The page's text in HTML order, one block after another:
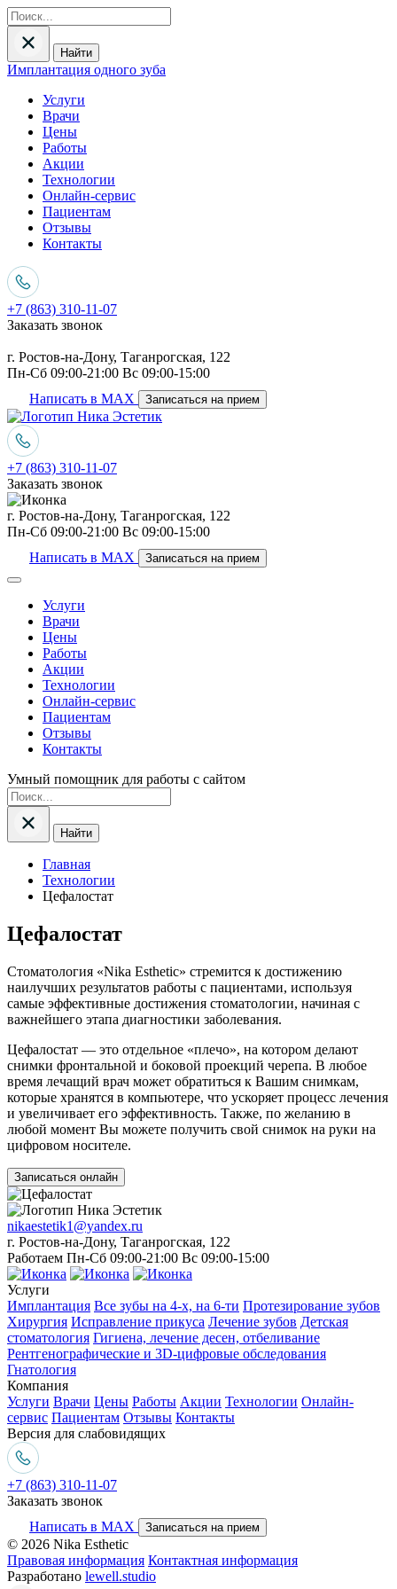
Найти
Имплантация одного зуба
Услуги
Врачи
Цены
Работы
Акции
Технологии
Онлайн-сервис
Пациентам
Отзывы
Контакты
+7 (863) 310-11-07
Заказать звонок
г. Ростов-на-Дону, Таганрогская, 122
Пн-Сб 09:00-21:00 Вс 09:00-15:00
Написать в MAX
Записаться на прием
+7 (863) 310-11-07
Заказать звонок
г. Ростов-на-Дону, Таганрогская, 122
Пн-Сб 09:00-21:00 Вс 09:00-15:00
Написать в MAX
Записаться на прием
Услуги
Врачи
Цены
Работы
Акции
Технологии
Онлайн-сервис
Пациентам
Отзывы
Контакты
Умный помощник для работы с сайтом
Найти
Главная
Технологии
Цефалостат
Цефалостат
Стоматология «Nika Esthetic» стремится к достижению
наилучших результатов работы с пациентами, используя
самые эффективные достижения стоматологии, начиная с
важнейшего этапа диагностики заболевания.
Цефалостат — это отдельное «плечо», на котором делают
снимки фронтальной и боковой проекций черепа. В любое
время лечащий врач может обратиться к Вашим снимкам,
которые хранятся в компьютере, что ускоряет процесс лечения
и увеличивает его эффективность. Также, по желанию в
любой момент Вы можете получить свой снимок на руки на
цифровом носителе.
Записаться онлайн
nikaestetik1@yandex.ru
г. Ростов-на-Дону, Таганрогская, 122
Работаем Пн-Сб 09:00-21:00 Вс 09:00-15:00
Услуги
Имплантация Все зубы на 4-х, на 6-ти Протезирование зубов
Хирургия Исправление прикуса Лечение зубов Детская
стоматология Гигиена, лечение десен, отбеливание
Рентгенографические и 3D-цифровые обследования
Гнатология
Компания
Услуги Врачи Цены Работы Акции Технологии Онлайн-
сервис Пациентам Отзывы Контакты
Версия для слабовидящих
+7 (863) 310-11-07
Заказать звонок
Написать в MAX
Записаться на прием
© 2026 Nika Esthetic
Правовая информация Контактная информация
Разработано lewell.studio